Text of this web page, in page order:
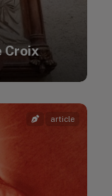
Croix
article